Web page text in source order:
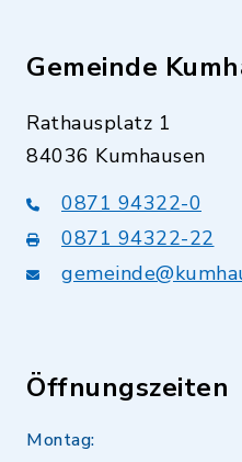
Gemeinde
Rathausplatz 1
84036 Kumhausen
0871 94322-0
0871 94322-22
Öffnungszeiten
Montag: